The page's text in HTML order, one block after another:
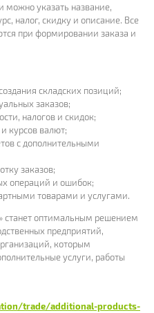
можно указать название,
налог, скидку и описание. Все
при формировании заказа и
складских позиций;
заказов;
налогов и скидок;
курсов валют;
с дополнительными
заказов;
операций и ошибок;
товарами и услугами.
станет оптимальным решением
предприятий,
которым
услуги, работы
trade/additional-products-